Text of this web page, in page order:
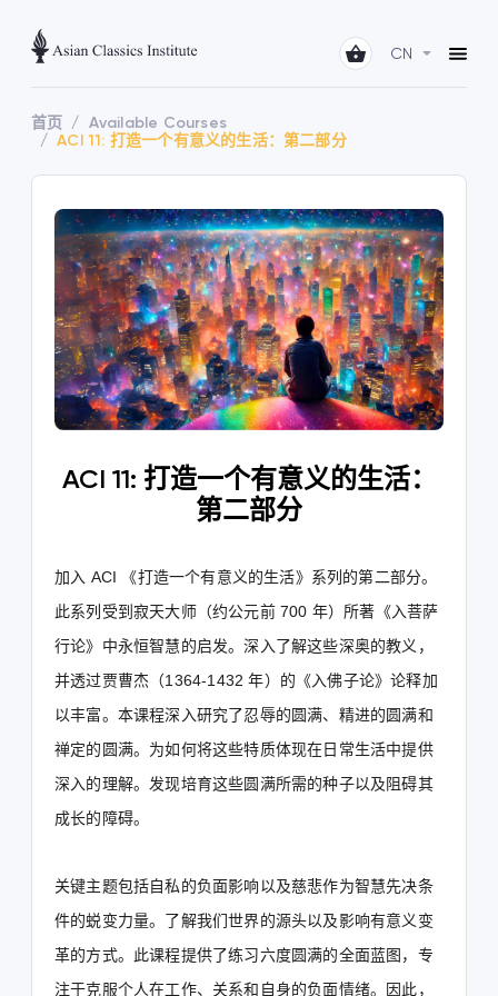
CN
首页
Available Courses
ACI 11: 打造一个有意义的生活：第二部分
ACI 11: 打造一个有意义的生活：
第二部分
加入 ACI 《打造一个有意义的生活》系列的第二部分。
此系列受到寂天大师（约公元前 700 年）所著《入菩萨
行论》中永恒智慧的启发。深入了解这些深奥的教义，
并透过贾曹杰（1364-1432 年）的《入佛子论》论释加
以丰富。本课程深入研究了忍辱的圆满、精进的圆满和
禅定的圆满。为如何将这些特质体现在日常生活中提供
深入的理解。发现培育这些圆满所需的种子以及阻碍其
成长的障碍。
关键主题包括自私的负面影响以及慈悲作为智慧先决条
件的蜕变力量。了解我们世界的源头以及影响有意义变
革的方式。此课程提供了练习六度圆满的全面蓝图，专
注于克服个人在工作、关系和自身的负面情绪。因此，